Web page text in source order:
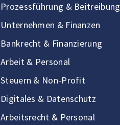
Prozessführung & Beitreibung
Unternehmen & Finanzen
Bankrecht & Finanzierung
Arbeit & Personal
Steuern & Non-Profit
Digitales & Datenschutz
Arbeitsrecht & Personal